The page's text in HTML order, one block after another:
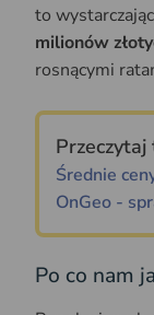
to
milionów
rosnącymi
Przeczytaj
Średnie
OnGeo -
Po co nam